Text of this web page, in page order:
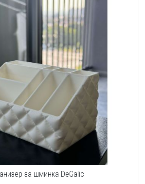
за шминка DeGalic